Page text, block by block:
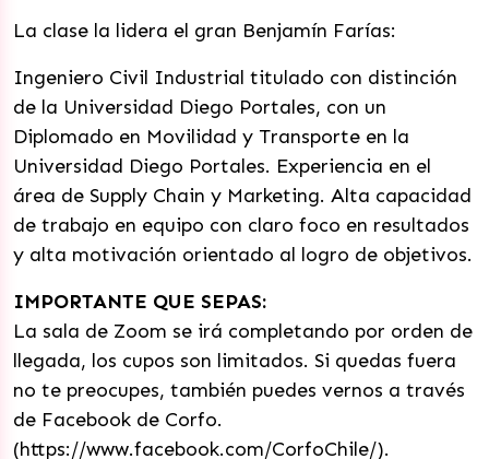
La clase la lidera el gran Benjamín Farías:
Ingeniero Civil Industrial titulado con distinción
de la Universidad Diego Portales, con un
Diplomado en Movilidad y Transporte en la
Universidad Diego Portales. Experiencia en el
área de Supply Chain y Marketing. Alta capacidad
de trabajo en equipo con claro foco en resultados
y alta motivación orientado al logro de objetivos.
IMPORTANTE QUE SEPAS:
La sala de Zoom se irá completando por orden de
llegada, los cupos son limitados. Si quedas fuera
no te preocupes, también puedes vernos a través
de Facebook de Corfo.
(https://www.facebook.com/CorfoChile/).